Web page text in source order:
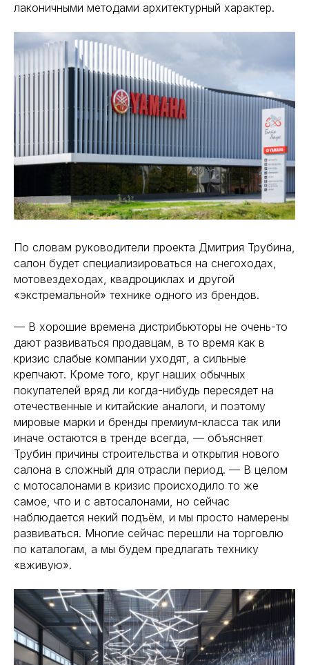
лаконичными методами архитектурный характер.
По словам руководители проекта Дмитрия Трубина,
салон будет специализироваться на снегоходах,
мотовездеходах, квадроциклах и другой
«экстремальной» технике одного из брендов.
— В хорошие времена дистрибьюторы не очень-то
дают развиваться продавцам, в то время как в
кризис слабые компании уходят, а сильные
крепчают. Кроме того, круг наших обычных
покупателей вряд ли когда-нибудь пересядет на
отечественные и китайские аналоги, и поэтому
мировые марки и бренды премиум-класса так или
иначе остаются в тренде всегда, — объясняет
Трубин причины строительства и открытия нового
салона в сложный для отрасли период. — В целом
с мотосалонами в кризис происходило то же
самое, что и с автосалонами, но сейчас
наблюдается некий подъём, и мы просто намерены
развиваться. Многие сейчас перешли на торговлю
по каталогам, а мы будем предлагать технику
«вживую».